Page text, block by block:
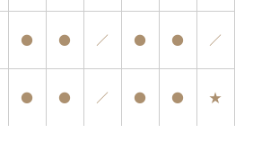
● ● ／ ● ● ／
● ● ／ ● ● ★